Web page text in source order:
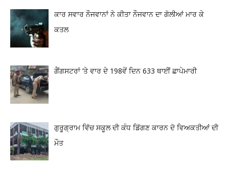
ਕਾਰ ਸਵਾਰ ਨੌਜਵਾਨਾਂ ਨੇ ਕੀਤਾ ਨੌਜਵਾਨ ਦਾ ਗੋਲੀਆਂ ਮਾਰ ਕੇ
ਕਤਲ
ਗੈਂਗਸਟਰਾਂ ’ਤੇ ਵਾਰ ਦੇ 198ਵੇਂ ਦਿਨ 633 ਥਾਈਂ ਛਾਪੇਮਾਰੀ
ਗੁਰੂਗ੍ਰਾਮ ਵਿੱਚ ਸਕੂਲ ਦੀ ਕੰਧ ਡਿੱਗਣ ਕਾਰਨ ਦੋ ਵਿਅਕਤੀਆਂ ਦੀ
ਮੌਤ